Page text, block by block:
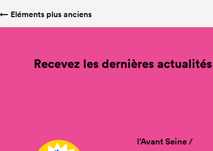
← Eléments plus anciens
Recevez les dernières
l’Avant Seine /